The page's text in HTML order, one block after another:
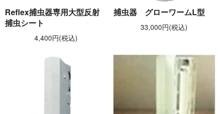
Reflex捕虫器専用大型反射
捕虫シート
4,400円(税込)
捕虫器 グローワームL型
33,000円(税込)